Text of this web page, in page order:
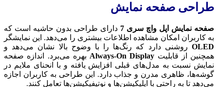
طراحی صفحه نمایش
صفحه نمایش اپل واچ سری 7
دارای طراحی بدون حاشیه است که
به کاربران امکان مشاهده اطلاعات بیشتری را می‌دهد. این نمایشگر
OLED روشنی دارد که رنگ‌ها را با وضوح بالا نشان می‌دهد و
همچنین از قابلیت Always-On Display بهره‌ می‌برد. اندازه صفحه
نمایش نسبت به مدل‌های قبلی افزایش یافته و با انحنای ملایم در
گوشه‌ها، ظاهری مدرن و جذاب دارد. این طراحی به کاربران اجازه
می‌دهد تا به راحتی با اپلیکیشن‌ها و نوتیفیکیشن‌ها تعامل کنند.